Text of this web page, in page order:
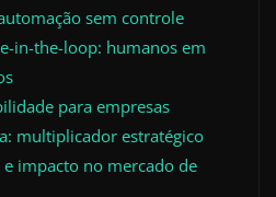
sem controle
in-the-loop: humanos em
para empresas
multiplicador estratégico
impacto no mercado de